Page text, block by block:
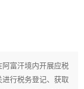
富汗境内开展应税
行税务登记、获取